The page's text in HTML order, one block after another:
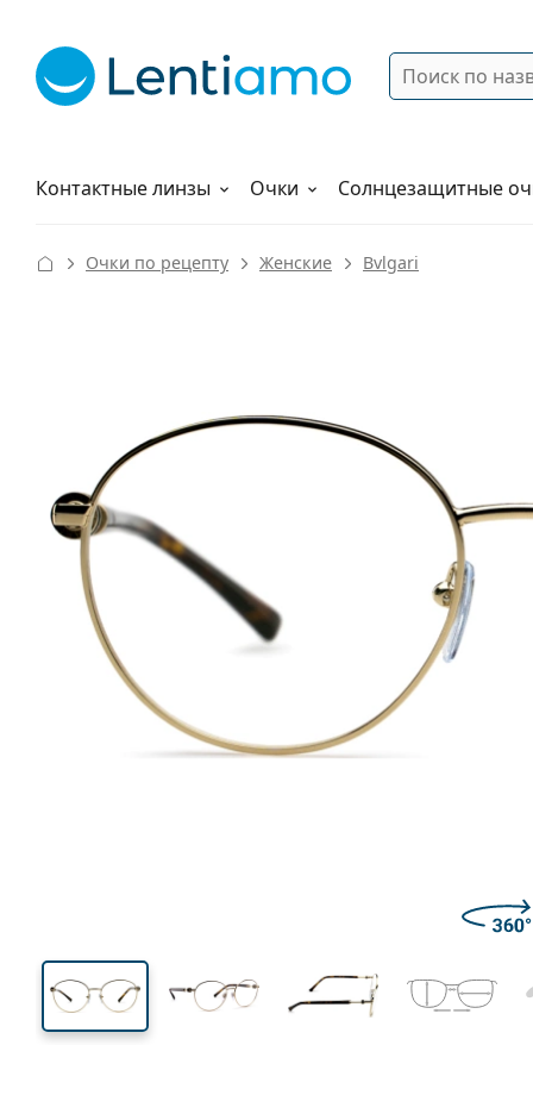
Поиск
Контактные линзы
Растворы Очки Солнцезащитные
Как заказать
Очки по рецепту Женские Bvlgari
46 mm
Высота линзы Ширина линзы
Ширина